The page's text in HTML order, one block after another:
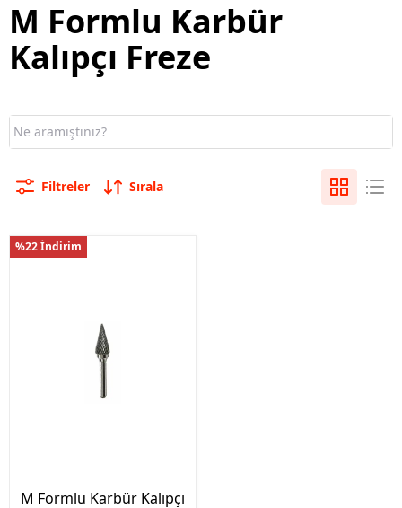
M Formlu Karbür
Kalıpçı Freze
Filtreler Sırala
%22 İndirim
M Formlu Karbür Kalıpçı